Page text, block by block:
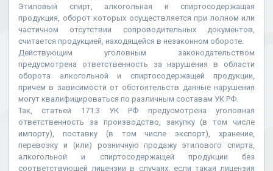
Этиловый спирт, алкогольная и спиртосодержащая
продукция, оборот которых осуществляется при полном или
частичном отсутствии сопроводительных документов,
считается продукцией, находящейся в незаконном обороте.
Действующим уголовным законодательством
предусмотрена ответственность за нарушения в области
оборота алкогольной и спиртосодержащей продукции,
причем в зависимости от обстоятельств данные нарушения
могут квалифицироваться по различным составам УК РФ.
Так, статьей 171.3 УК РФ предусмотрена уголовная
ответственность за производство, закупку (в том числе
импорту), поставку (в том числе экспорт), хранение,
перевозку и (или) розничную продажу этилового спирта,
алкогольной и спиртосодержащей продукции без
соответствующей лицензии в случаях, если такая лицензия